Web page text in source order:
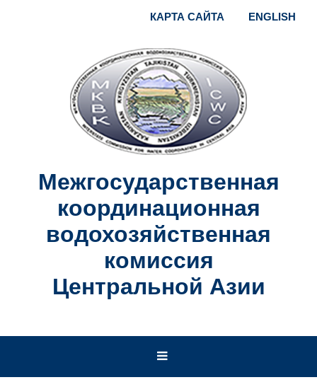
КАРТА САЙТА ENGLISH
Межгосударственная
координационная
водохозяйственная
комиссия
Центральной Азии